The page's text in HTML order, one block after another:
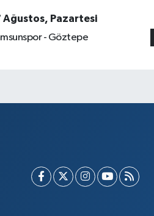
Ağustos, Pazartesi
- Göztepe